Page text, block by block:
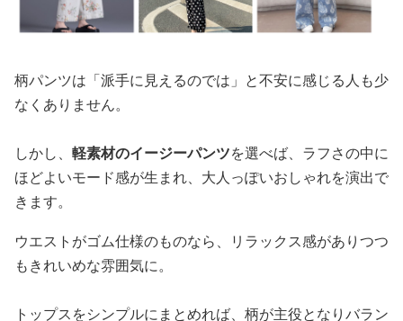
柄パンツは「派手に見えるのでは」と不安に感じる人も少
なくありません。
しかし、 軽素材のイージーパンツを選べば、ラフさの中に
ほどよいモード感が生まれ、大人っぽいおしゃれを演出で
きます。
ウエストがゴム仕様のものなら、リラックス感がありつつ
もきれいめな雰囲気に。
トップスをシンプルにまとめれば、柄が主役となりバラン